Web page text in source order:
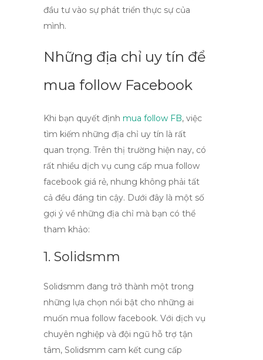
đầu tư vào sự phát triển thực sự của
mình.
Những địa chỉ uy tín để
mua follow Facebook
Khi bạn quyết định mua follow FB, việc
tìm kiếm những địa chỉ uy tín là rất
quan trọng. Trên thị trường hiện nay, có
rất nhiều dịch vụ cung cấp mua follow
facebook giá rẻ, nhưng không phải tất
cả đều đáng tin cậy. Dưới đây là một số
gợi ý về những địa chỉ mà bạn có thể
tham khảo:
1. Solidsmm
Solidsmm đang trở thành một trong
những lựa chọn nổi bật cho những ai
muốn mua follow facebook. Với dịch vụ
chuyên nghiệp và đội ngũ hỗ trợ tận
tâm, Solidsmm cam kết cung cấp